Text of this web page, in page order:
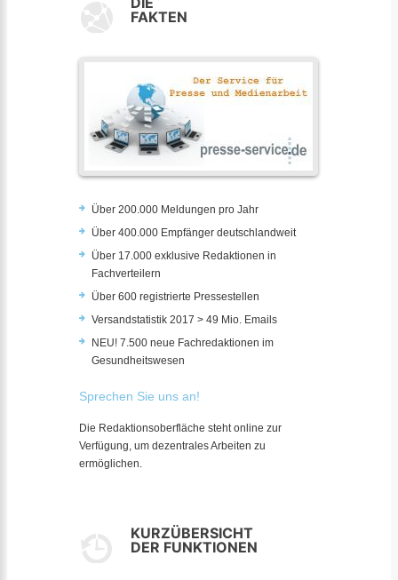
FAKTEN
Über 200.000 Meldungen pro Jahr
Über 400.000 Empfänger deutschlandweit
Über 17.000 exklusive Redaktionen in
Fachverteilern
Über 600 registrierte Pressestellen
Versandstatistik 2017 > 49 Mio. Emails
NEU! 7.500 neue Fachredaktionen im
Gesundheitswesen
Sprechen Sie uns an!
Die Redaktionsoberfläche steht online zur
Verfügung, um dezentrales Arbeiten zu
ermöglichen.
KURZÜBERSICHT
DER FUNKTIONEN